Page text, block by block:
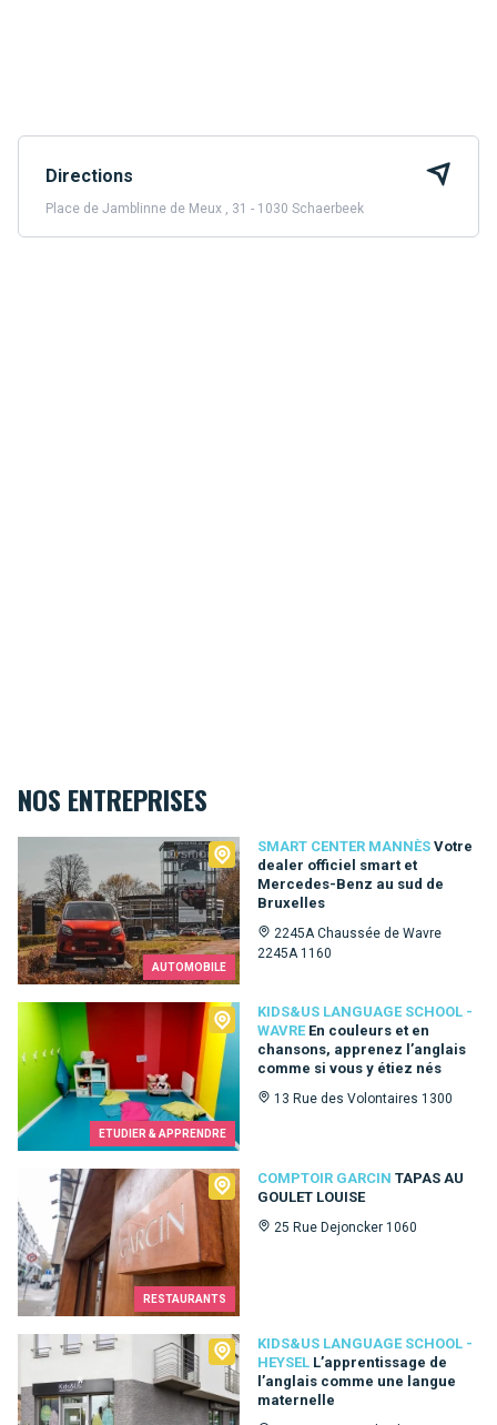
Directions
Place de Jamblinne de Meux , 31 - 1030 Schaerbeek
NOS ENTREPRISES
AUTOMOBILE
SMART CENTER MANNÈS Votre
dealer officiel smart et
Mercedes-Benz au sud de
Bruxelles
2245A Chaussée de Wavre
2245A 1160
Smart Center Mannès
ETUDIER & APPRENDRE
KIDS&US LANGUAGE SCHOOL -
WAVRE En couleurs et en
chansons, apprenez l’anglais
comme si vous y étiez nés
13 Rue des Volontaires 1300
Kids&Us language school - Wavre
RESTAURANTS
COMPTOIR GARCIN TAPAS AU
GOULET LOUISE
25 Rue Dejoncker 1060
Comptoir Garcin
KIDS&US LANGUAGE SCHOOL -
HEYSEL L’apprentissage de
l’anglais comme une langue
maternelle
Kids&Us language school - Heysel